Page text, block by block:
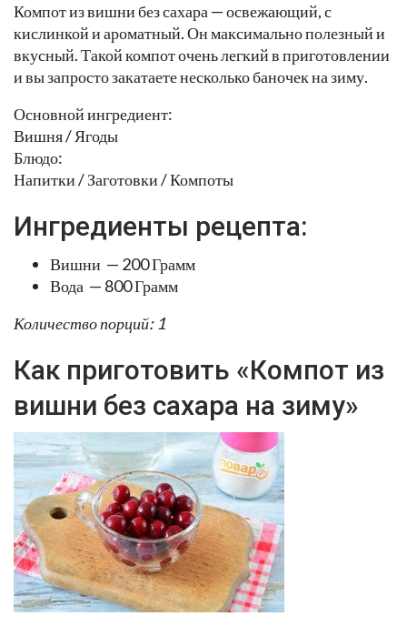
Компот из вишни без сахара — освежающий, с
кислинкой и ароматный. Он максимально полезный и
вкусный. Такой компот очень легкий в приготовлении
и вы запросто закатаете несколько баночек на зиму.
Основной ингредиент:
Вишня / Ягоды
Блюдо:
Напитки / Заготовки / Компоты
Ингредиенты рецепта:
Вишни — 200 Грамм
Вода — 800 Грамм
Количество порций: 1
Как приготовить «Компот из
вишни без сахара на зиму»